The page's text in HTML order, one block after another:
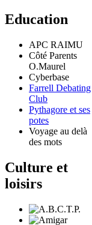
Education
APC RAIMU
Côté Parents
O.Maurel
Cyberbase
Farrell Debating
Club
Pythagore et ses
potes
Voyage au delà
des mots
Culture et
loisirs